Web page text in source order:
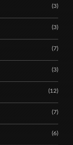
(3)
(3)
(7)
(3)
(12)
(7)
(6)